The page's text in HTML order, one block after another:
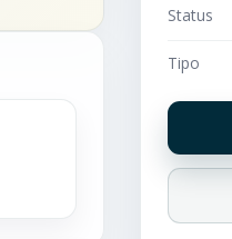
Status
Tipo